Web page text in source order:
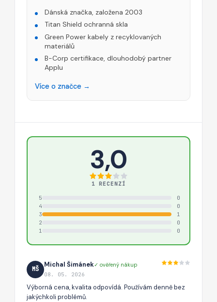
Dánská značka, založena 2003
Titan Shield ochranná skla
Green Power kabely z recyklovaných
materiálů
B-Corp certifikace, dlouhodobý partner
Applu
Více o značce →
3,0
1 RECENZÍ
5
0
4
0
3
1
2
0
1
0
MŠ
Michal Šimánek✓ ověřený nákup
08. 05. 2026
Výborná cena, kvalita odpovídá. Používám denně bez
jakýchkoli problémů.